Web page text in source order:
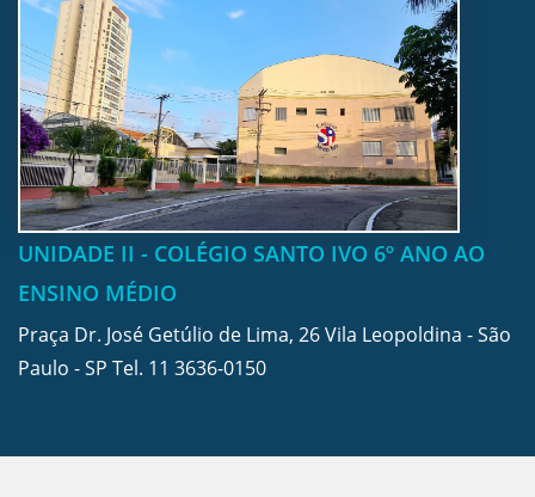
UNIDADE II - COLÉGIO SANTO IVO 6º ANO AO
ENSINO MÉDIO
Praça Dr. José Getúlio de Lima, 26 Vila Leopoldina - São
Paulo - SP Tel. 11 3636-0150